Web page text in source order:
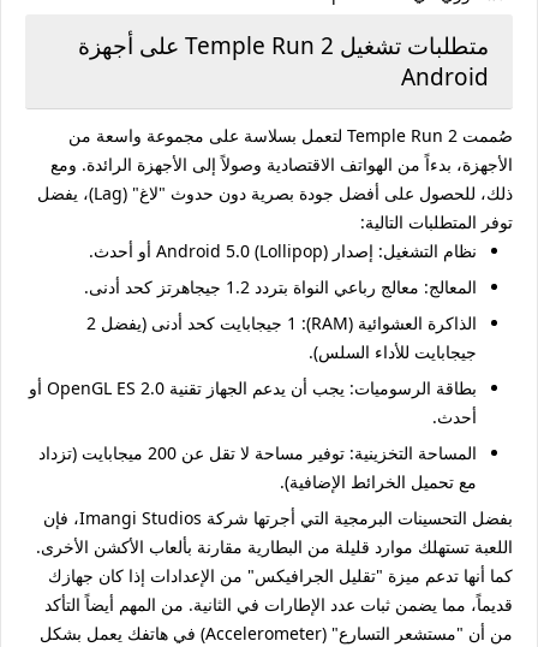
متطلبات تشغيل Temple Run 2 على أجهزة
Android
صُممت Temple Run 2 لتعمل بسلاسة على مجموعة واسعة من
الأجهزة، بدءاً من الهواتف الاقتصادية وصولاً إلى الأجهزة الرائدة. ومع
ذلك، للحصول على أفضل جودة بصرية دون حدوث "لاغ" (Lag)، يفضل
توفر المتطلبات التالية:
نظام التشغيل: إصدار Android 5.0 (Lollipop) أو أحدث.
المعالج: معالج رباعي النواة بتردد 1.2 جيجاهرتز كحد أدنى.
الذاكرة العشوائية (RAM):
1 جيجابايت كحد أدنى (يفضل 2
جيجابايت للأداء السلس).
بطاقة الرسوميات:
يجب أن يدعم الجهاز تقنية OpenGL ES 2.0 أو
أحدث.
المساحة التخزينية:
توفير مساحة لا تقل عن 200 ميجابايت (تزداد
مع تحميل الخرائط الإضافية).
بفضل التحسينات البرمجية التي أجرتها شركة Imangi Studios، فإن
اللعبة تستهلك موارد قليلة من البطارية مقارنة بألعاب الأكشن الأخرى.
كما أنها تدعم ميزة "تقليل الجرافيكس" من الإعدادات إذا كان جهازك
قديماً، مما يضمن ثبات عدد الإطارات في الثانية. من المهم أيضاً التأكد
من أن "مستشعر التسارع" (Accelerometer) في هاتفك يعمل بشكل